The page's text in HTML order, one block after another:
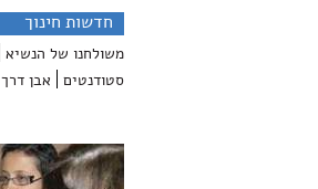
חדשות חינוך
משולחנו של הנשיא
סטודנטים
אבן דרך